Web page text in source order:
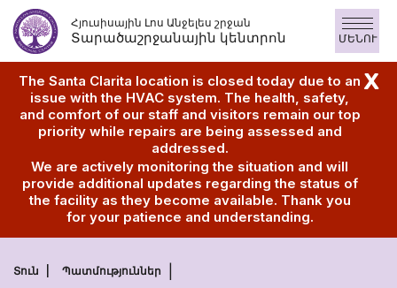
Անցնել
բովանդակությանըՀյուսիսային Լոս Անջելես շրջան
Տարածաշրջանային կենտրոն ՄԵՆՈՒ
The Santa Clarita location is closed today due to an
issue with the HVAC system. The health, safety,
and comfort of our staff and visitors remain our top
priority while repairs are being assessed and
addressed.
We are actively monitoring the situation and will
provide additional updates regarding the status of
the facility as they become available. Thank you
for your patience and understanding.
X
Տուն Պատմություններ